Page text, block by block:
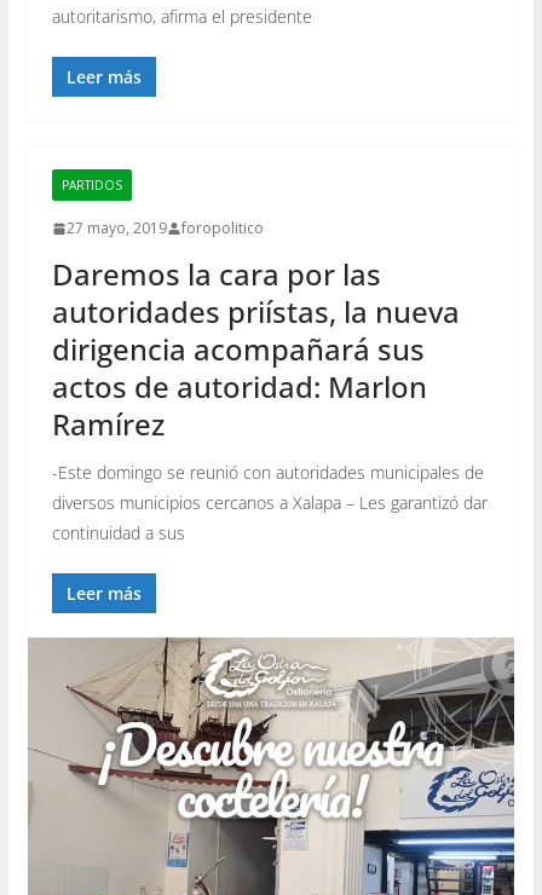
autoritarismo, afirma el presidente
Leer más
PARTIDOS
27 mayo, 2019 foropolitico
Daremos la cara por las
autoridades priístas, la nueva
dirigencia acompañará sus
actos de autoridad: Marlon
Ramírez
-Este domingo se reunió con autoridades municipales de
diversos municipios cercanos a Xalapa – Les garantizó dar
continuidad a sus
Leer más